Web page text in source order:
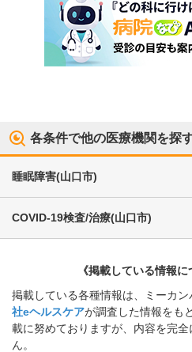
各条件で他の医療機関を探
睡眠障害(山口市)
COVID-19検査/治療(山口市)
《掲載している情報に
掲載している各種情報は、ミーカ
社eヘルスケアが調査した情報をも
載に努めておりますが、内容を完
ん。